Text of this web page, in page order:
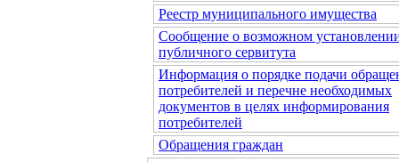
Реестр муниципального имущества
Сообщение о возможном
публичного сервитута
Информация о порядке подачи
потребителей и перечне необходимых
документов в целях информирования
потребителей
Обращения граждан